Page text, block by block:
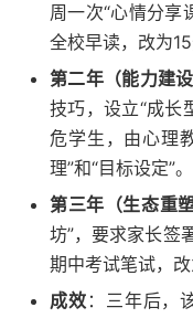
周一次“心情分享
全校早读，改为
第二年（能力建设
技巧，设立“成长
危学生，由心理
理”和“目标设定”。
第三年（生态重塑
坊”，要求家长签
期中考试笔试，改
成效 ：三年后，